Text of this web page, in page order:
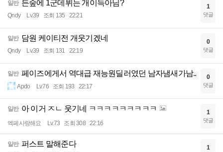
일반 든숲에 1군데뷔는 개이득아님?
Qndy Lv.39 조회 135 22:21
1
댓글
일반 담원 케이티전 개웃기겠네
Qndy Lv.39 조회 131 22:19
0
댓글
일반 페이즈에게서 역대급 재능원딜러였던 남자냄새가남..
Apdo Lv.76 조회 193 22:17
0
댓글
일반 아 이거 ㅈㄴ 웃기네 ㅋㅋㅋㅋㅋㅋㅋㅋㅋ
엑페사랑해요 Lv.73 조회 308 22:16
1
댓글
일반 퍼스트 말해준다 1